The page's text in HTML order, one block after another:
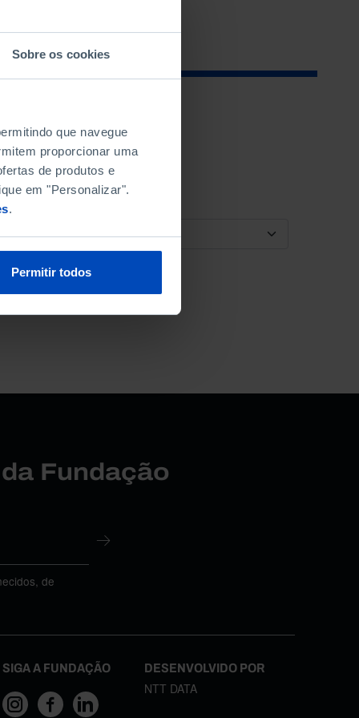
Sobre os cookies
que navegue
proporcionar uma
de produtos e
em "Personalizar".
.
Permitir todos
ORDENAR POR
Fundação
de
SIGA A FUNDAÇÃO DESENVOLVIDO POR
NTT DATA